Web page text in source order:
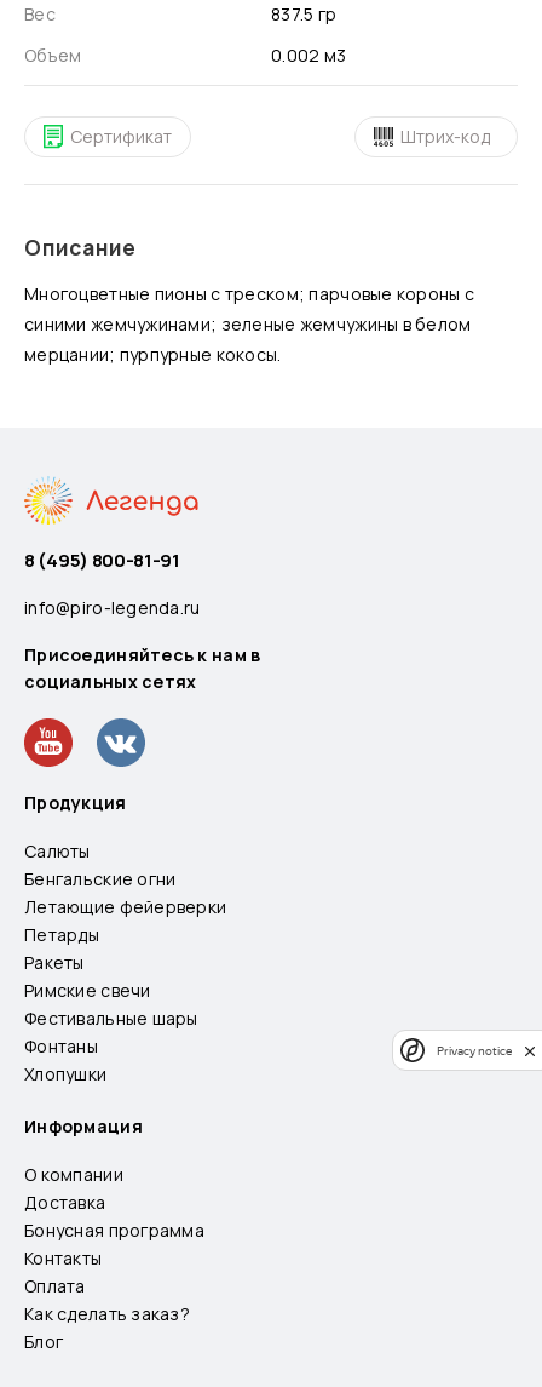
Вес
837.5 гр
Объем
0.002 м3
Сертификат Штрих-код
Описание
Многоцветные пионы с треском; парчовые короны с
синими жемчужинами; зеленые жемчужины в белом
мерцании; пурпурные кокосы.
8 (495) 800-81-91
info@piro-legenda.ru
Присоединяйтесь к нам в
социальных сетях
Продукция
Салюты
Бенгальские огни
Летающие фейерверки
Петарды
Ракеты
Римские свечи
Фестивальные шары
Фонтаны
Хлопушки
Информация
О компании
Доставка
Бонусная программа
Контакты
Оплата
Как сделать заказ?
Блог
Privacy notice